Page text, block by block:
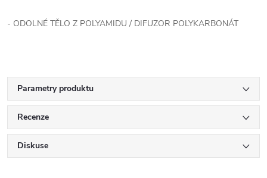
- ODOLNÉ TĚLO Z POLYAMIDU / DIFUZOR POLYKARBONÁT
Parametry produktu
Recenze
Diskuse